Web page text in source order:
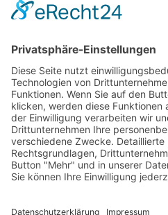
Rücken Therapie
Aqua Fitness
FDM – Faszien-Distorsions-
Zumba Gold
Rückbildungsgymnastik
Kinder Therapie
Krankengymnastik nach
Krankengymnastik nach
Krankengymnastik für Kinder
Karriere